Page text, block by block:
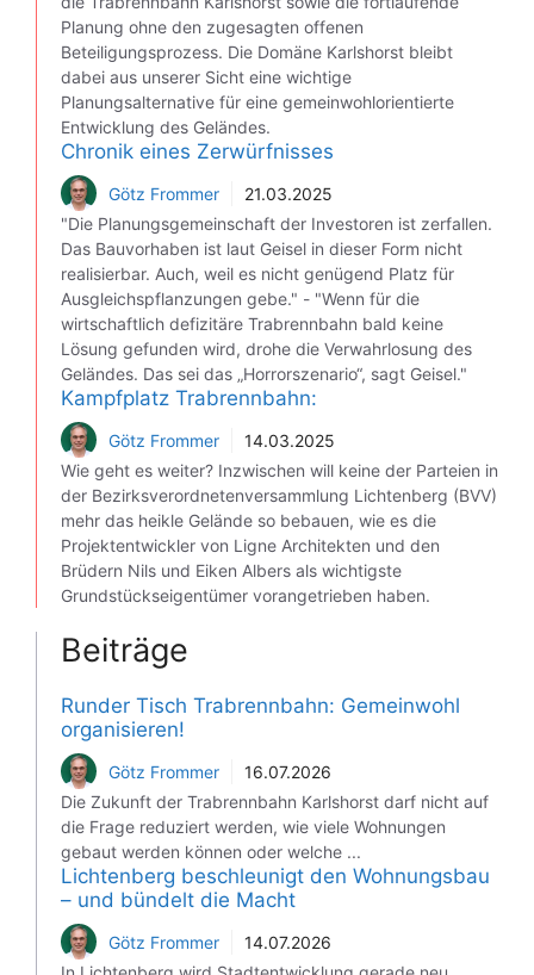
Planung ohne den zugesagten offenen
Beteiligungsprozess. Die Domäne Karlshorst bleibt
dabei aus unserer Sicht eine wichtige
Planungsalternative für eine gemeinwohlorientierte
Entwicklung des Geländes.
Chronik eines Zerwürfnisses
Götz Frommer
21.03.2025
"Die Planungsgemeinschaft der Investoren ist zerfallen.
Das Bauvorhaben ist laut Geisel in dieser Form nicht
realisierbar. Auch, weil es nicht genügend Platz für
Ausgleichspflanzungen gebe." - "Wenn für die
wirtschaftlich defizitäre Trabrennbahn bald keine
Lösung gefunden wird, drohe die Verwahrlosung des
Geländes. Das sei das „Horrorszenario“, sagt Geisel."
Kampfplatz Trabrennbahn:
Götz Frommer
14.03.2025
Wie geht es weiter? Inzwischen will keine der Parteien in
der Bezirksverordnetenversammlung Lichtenberg (BVV)
mehr das heikle Gelände so bebauen, wie es die
Projektentwickler von Ligne Architekten und den
Brüdern Nils und Eiken Albers als wichtigste
Grundstückseigentümer vorangetrieben haben.
Beiträge
Runder Tisch Trabrennbahn: Gemeinwohl
organisieren!
Götz Frommer
16.07.2026
Die Zukunft der Trabrennbahn Karlshorst darf nicht auf
die Frage reduziert werden, wie viele Wohnungen
gebaut werden können oder welche ...
Lichtenberg beschleunigt den Wohnungsbau
– und bündelt die Macht
Götz Frommer
14.07.2026